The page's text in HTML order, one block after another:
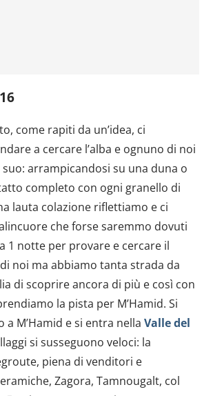
come rapiti da un’idea, ci
a cercare l’alba e ognuno di noi
arrampicandosi su una duna o
completo con ogni granello di
lauta colazione riflettiamo e ci
che forse saremmo dovuti
1 notte per provare e cercare il
noi ma abbiamo tanta strada da
di scoprire ancora di più e così con
la pista per M’Hamid. Si
a M’Hamid e si entra nella Valle del
si susseguono veloci: la
piena di venditori e
Zagora, Tamnougalt, col